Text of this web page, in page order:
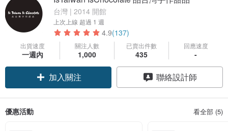
台灣 | 2014 開館
上次上線 超過 1 週
4.9(137)
出貨速度
一週內
關注人數
1,000
已賣出件數
435
回應速度
-
加入關注 聯絡設計師
優惠活動 看全部 (5)